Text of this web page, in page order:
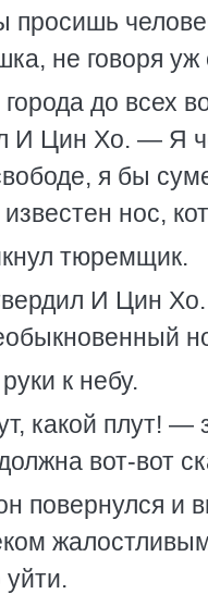
просишь
не говоря
до всех
И Цин Хо. — Я
я бы
известен нос,
тюремщик.
И Цин
к небу.
какой плут! —
вот-вот
повернулся и